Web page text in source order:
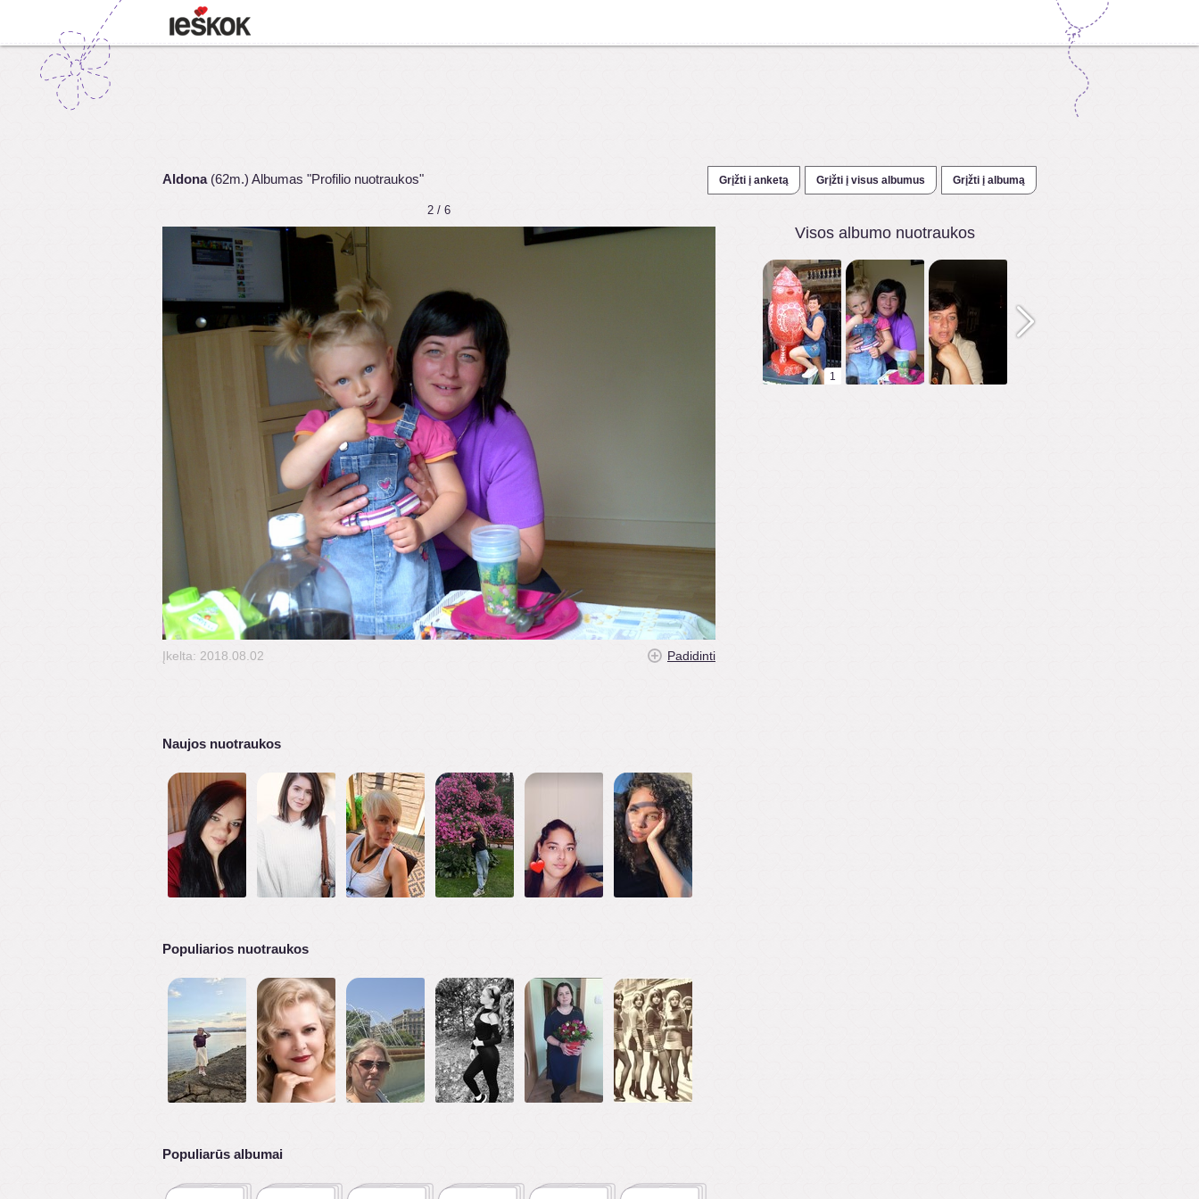
Aldona(62m.) Albumas "Profilio nuotraukos" Grįžti į anketą Grįžti į visus albumus Grįžti į albumą
2 / 6
Įkelta: 2018.08.02 Padidinti
Naujos nuotraukos
Populiarios nuotraukos
Populiarūs albumai
Visos albumo nuotraukos
1